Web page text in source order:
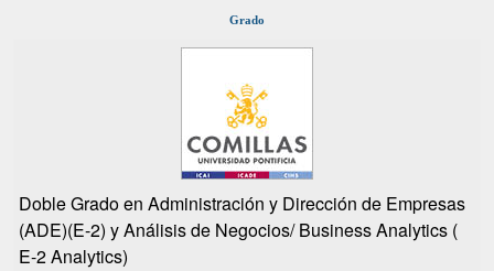
Grado
Doble Grado en Administración y Dirección de Empresas
(ADE)(E-2) y Análisis de Negocios/ Business Analytics (
E-2 Analytics)